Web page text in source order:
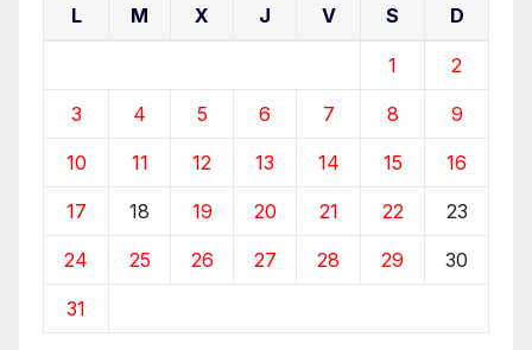
L M X J V S D
1 2
3 4 5 6 7 8 9
10 11 12 13 14 15 16
17 18 19 20 21 22 23
24 25 26 27 28 29 30
31